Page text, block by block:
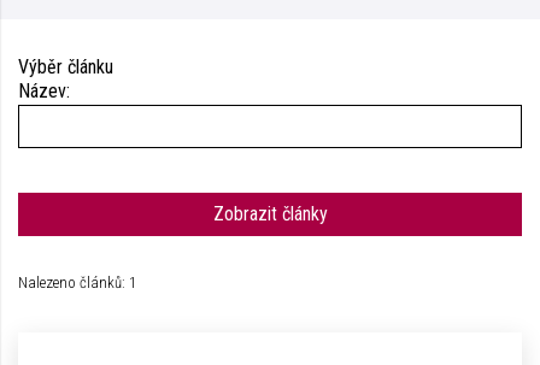
Výběr článku
Název:
Zobrazit články
Nalezeno článků: 1